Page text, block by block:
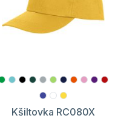
Kšiltovka RC080X